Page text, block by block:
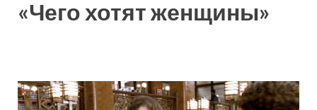
«Чего хотят женщины»